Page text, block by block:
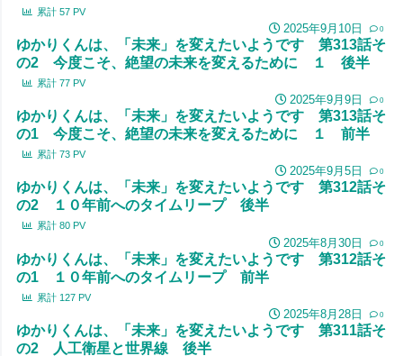
累計 57 PV
2025年9月10日 0
ゆかりくんは、「未来」を変えたいようです 第313話そ
の2 今度こそ、絶望の未来を変えるために １ 後半
累計 77 PV
2025年9月9日 0
ゆかりくんは、「未来」を変えたいようです 第313話そ
の1 今度こそ、絶望の未来を変えるために １ 前半
累計 73 PV
2025年9月5日 0
ゆかりくんは、「未来」を変えたいようです 第312話そ
の2 １０年前へのタイムリープ 後半
累計 80 PV
2025年8月30日 0
ゆかりくんは、「未来」を変えたいようです 第312話そ
の1 １０年前へのタイムリープ 前半
累計 127 PV
2025年8月28日 0
ゆかりくんは、「未来」を変えたいようです 第311話そ
の2 人工衛星と世界線 後半